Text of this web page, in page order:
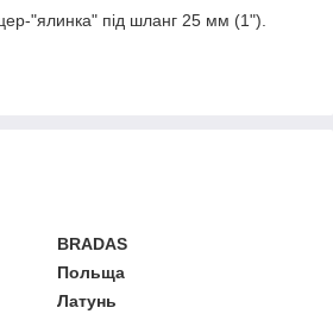
"ялинка" під шланг 25 мм (1").
BRADAS
Польща
Латунь